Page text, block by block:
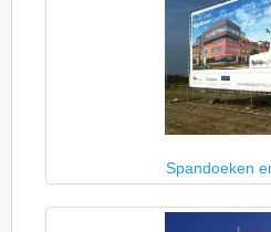
Spandoeken